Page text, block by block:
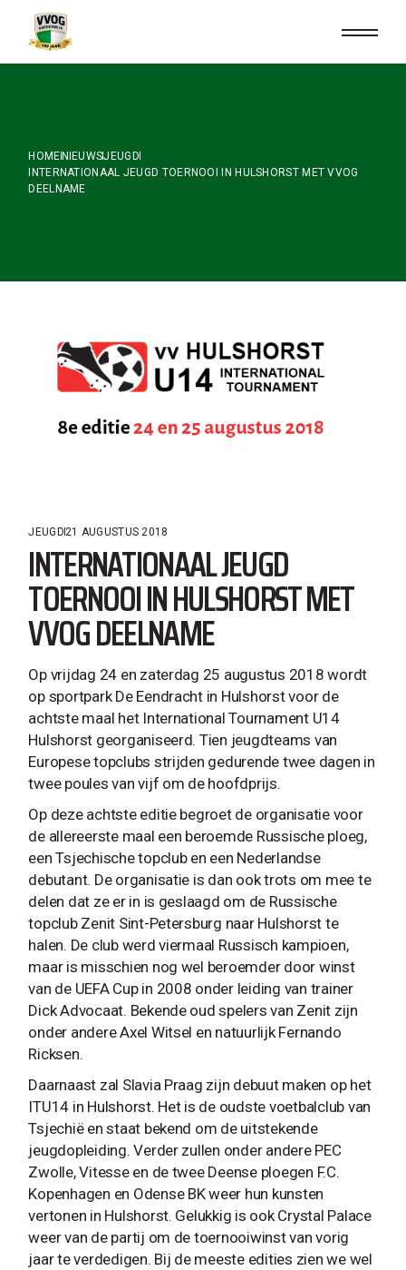
content
HOME NIEUWSJEUGD
INTERNATIONAAL JEUGD TOERNOOI IN HULSHORST MET VVOG
DEELNAME
JEUGD21 AUGUSTUS 2018
INTERNATIONAAL JEUGD
TOERNOOI IN HULSHORST MET
VVOG DEELNAME
Op vrijdag 24 en zaterdag 25 augustus 2018 wordt
op sportpark De Eendracht in Hulshorst voor de
achtste maal het International Tournament U14
Hulshorst georganiseerd. Tien jeugdteams van
Europese topclubs strijden gedurende twee dagen in
twee poules van vijf om de hoofdprijs.
Op deze achtste editie begroet de organisatie voor
de allereerste maal een beroemde Russische ploeg,
een Tsjechische topclub en een Nederlandse
debutant. De organisatie is dan ook trots om mee te
delen dat ze er in is geslaagd om de Russische
topclub Zenit Sint-Petersburg naar Hulshorst te
halen. De club werd viermaal Russisch kampioen,
maar is misschien nog wel beroemder door winst
van de UEFA Cup in 2008 onder leiding van trainer
Dick Advocaat. Bekende oud spelers van Zenit zijn
onder andere Axel Witsel en natuurlijk Fernando
Ricksen.
Daarnaast zal Slavia Praag zijn debuut maken op het
ITU14 in Hulshorst. Het is de oudste voetbalclub van
Tsjechië en staat bekend om de uitstekende
jeugdopleiding. Verder zullen onder andere PEC
Zwolle, Vitesse en de twee Deense ploegen F.C.
Kopenhagen en Odense BK weer hun kunsten
vertonen in Hulshorst. Gelukkig is ook Crystal Palace
weer van de partij om de toernooiwinst van vorig
jaar te verdedigen. Bij de meeste edities zien we wel